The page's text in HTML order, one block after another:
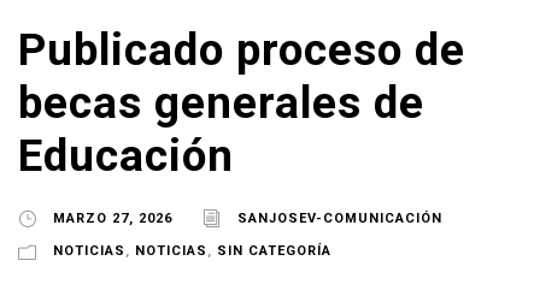
Publicado proceso de
becas generales de
Educación
MARZO 27, 2026 SANJOSEV-COMUNICACIÓN
NOTICIAS , NOTICIAS , SIN CATEGORÍA